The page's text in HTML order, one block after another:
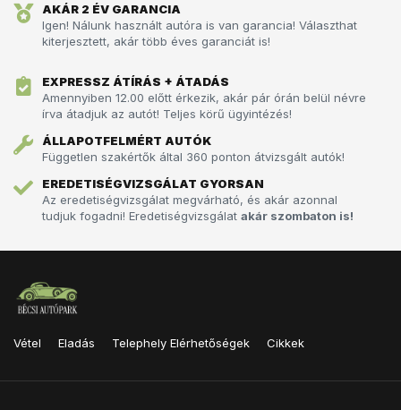
AKÁR 2 ÉV GARANCIA
Igen! Nálunk használt autóra is van garancia! Választhat
kiterjesztett, akár több éves garanciát is!
EXPRESSZ ÁTÍRÁS + ÁTADÁS
Amennyiben 12.00 előtt érkezik, akár pár órán belül névre
írva átadjuk az autót!­­­ Teljes körű ügyintézés!
ÁLLAPOTFELMÉRT AUTÓK
Független szakértők által 360 ponton átvizsgált autók!
EREDETISÉGVIZSGÁLAT GYORSAN
Az eredetiségvizsgálat megvárható, és akár azonnal
tudjuk fogadni! Eredetiségvizsgálat akár szombaton is!
Vétel Eladás Telephely Elérhetőségek Cikkek